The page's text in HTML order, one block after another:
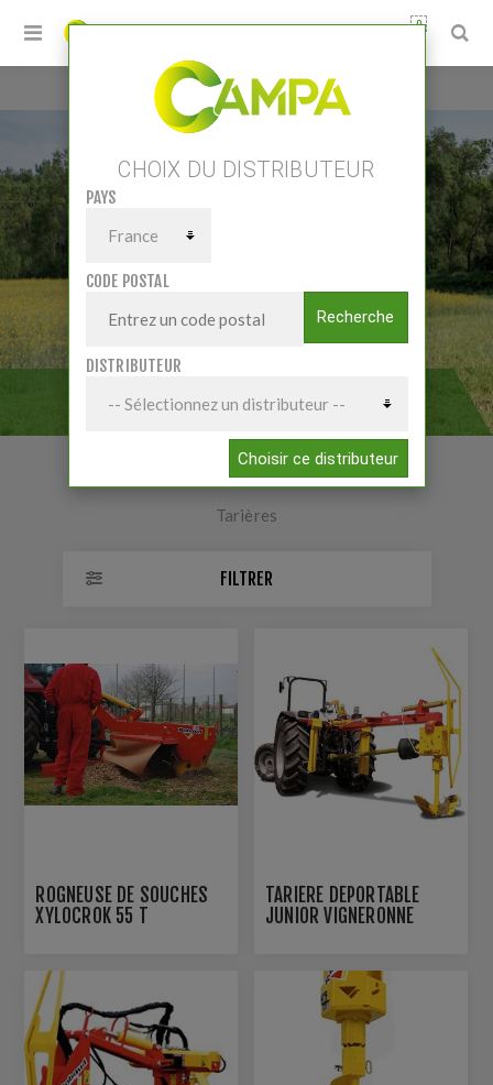
0
Matériels Entretien /
TARIÈRES
Tarières
FILTRER
ROGNEUSE DE SOUCHES
XYLOCROK 55 T
TARIÈRE DÉPORTABLE
JUNIOR VIGNERONNE
CHOIX DU DISTRIBUTEUR
PAYS
CODE POSTAL
Recherche
DISTRIBUTEUR
Choisir ce distributeur